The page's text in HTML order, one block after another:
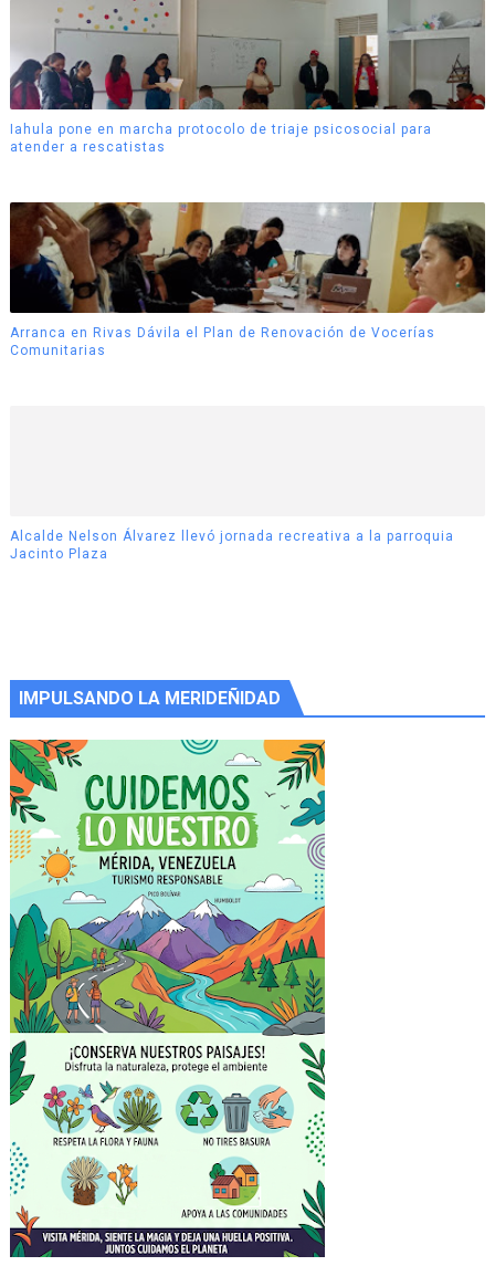
Iahula pone en marcha protocolo de triaje psicosocial para
atender a rescatistas
Arranca en Rivas Dávila el Plan de Renovación de Vocerías
Comunitarias
Alcalde Nelson Álvarez llevó jornada recreativa a la parroquia
Jacinto Plaza
IMPULSANDO LA MERIDEÑIDAD